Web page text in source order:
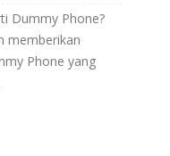
Dummy Phone?
memberikan
Phone yang